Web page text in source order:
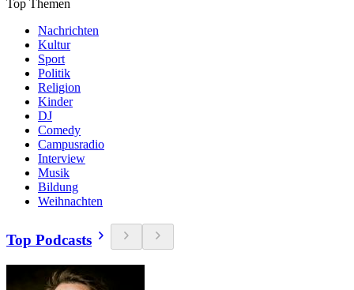
Top Themen
Nachrichten
Kultur
Sport
Politik
Religion
Kinder
DJ
Comedy
Campusradio
Interview
Musik
Bildung
Weihnachten
Top Podcasts